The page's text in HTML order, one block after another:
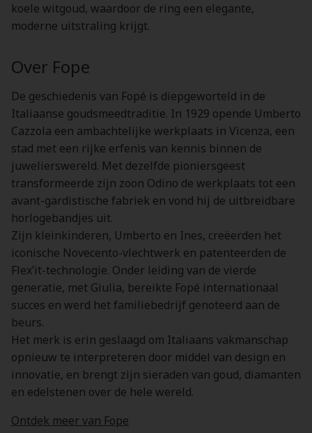
koele witgoud, waardoor de ring een elegante,
moderne uitstraling krijgt.
Over Fope
De geschiedenis van Fopé is diepgeworteld in de
Italiaanse goudsmeedtraditie. In 1929 opende Umberto
Cazzola een ambachtelijke werkplaats in Vicenza, een
stad met een rijke erfenis van kennis binnen de
juwelierswereld. Met dezelfde pioniersgeest
transformeerde zijn zoon Odino de werkplaats tot een
avant-gardistische fabriek en vond hij de uitbreidbare
horlogebandjes uit.
Zijn kleinkinderen, Umberto en Ines, creëerden het
iconische Novecento-vlechtwerk en patenteerden de
Flex’it-technologie. Onder leiding van de vierde
generatie, met Giulia, bereikte Fopé internationaal
succes en werd het familiebedrijf genoteerd aan de
beurs.
Het merk is erin geslaagd om Italiaans vakmanschap
opnieuw te interpreteren door middel van design en
innovatie, en brengt zijn sieraden van goud, diamanten
en edelstenen over de hele wereld.
Ontdek meer van Fope